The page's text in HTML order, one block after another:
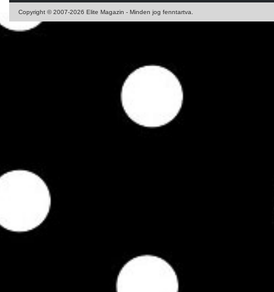
Copyright © 2007-2026 Elite Magazin - Minden jog fenntartva.